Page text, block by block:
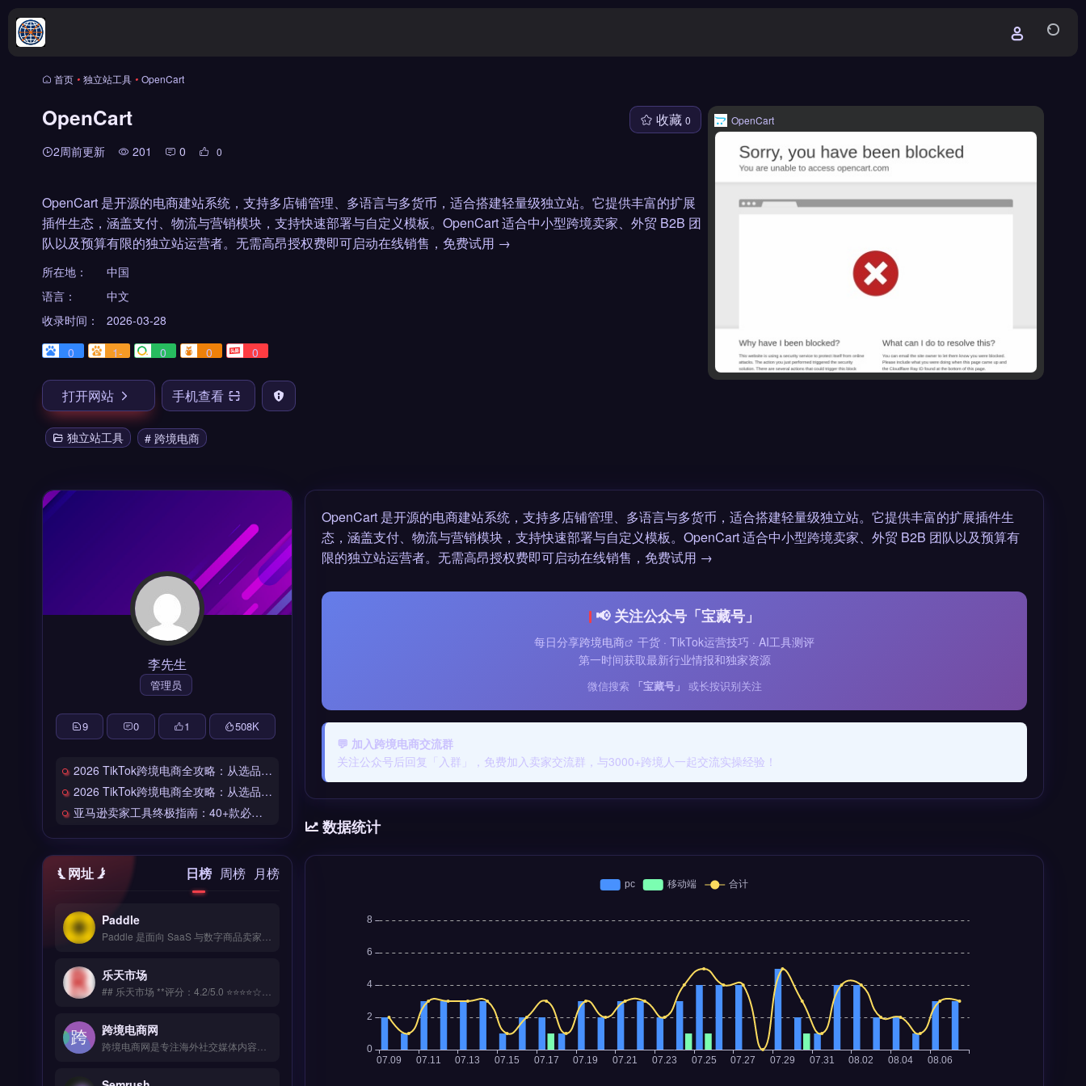
首页 • 独立站工具 • OpenCart
OpenCart
2周前更新 201 0 0
收藏 0
OpenCart 是开源的电商建站系统，支持多店铺管理、多语言与多货币，适合搭建轻量级独立站。它提供丰富的扩展
插件生态，涵盖支付、物流与营销模块，支持快速部署与自定义模板。OpenCart 适合中小型跨境卖家、外贸 B2B 团
队以及预算有限的独立站运营者。无需高昂授权费即可启动在线销售，免费试用 →
所在地：
中国
语言：
中文
收录时间：
2026-03-28
0
1- 0 0 0
打开网站 手机查看
独立站工具 # 跨境电商
OpenCart
OpenCart 是开源的电商建站系统，支持多店铺管理、多语言与多货币，适合搭建轻量级独立站。它提供丰富的扩展插件生
态，涵盖支付、物流与营销模块，支持快速部署与自定义模板。OpenCart 适合中小型跨境卖家、外贸 B2B 团队以及预算有
限的独立站运营者。无需高昂授权费即可启动在线销售，免费试用 →
📢 关注公众号「宝藏号」
每日分享跨境电商
干货 · TikTok运营技巧 · AI工具测评
第一时间获取最新行业情报和独家资源
微信搜索 「宝藏号」 或长按识别关注
💬 加入跨境电商交流群
关注公众号后回复「入群」，免费加入卖家交流群，与3000+跨境人一起交流实操经验！
数据统计
李先生
管理员
9 0 1 508K
2026 TikTok跨境电商全攻略：从选品到爆单的完整工具链
2026 TikTok跨境电商全攻略：从选品到爆单的完整工具链
亚马逊卖家工具终极指南：40+款必备工具全链路解析
网址 日榜 周榜 月榜
Paddle
乐天市场
跨境电商网